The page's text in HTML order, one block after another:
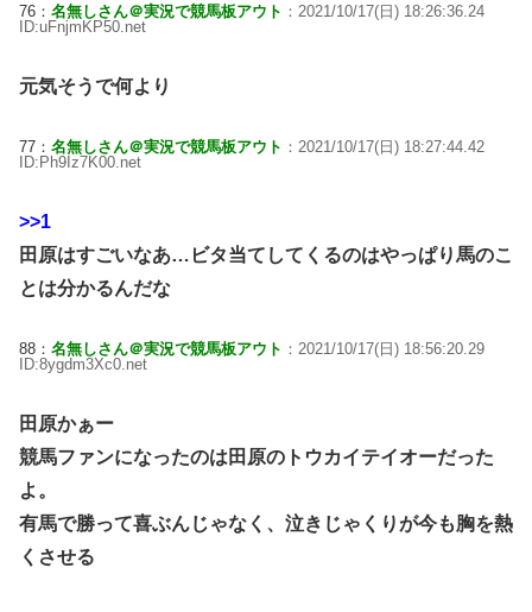
76： 名無しさん＠実況で競馬板アウト ：2021/10/17(日) 18:26:36.24
ID:uFnjmKP50.net
元気そうで何より
77： 名無しさん＠実況で競馬板アウト ：2021/10/17(日) 18:27:44.42
ID:Ph9Iz7K00.net
>>1
田原はすごいなあ…ビタ当てしてくるのはやっぱり馬のこ
とは分かるんだな
88： 名無しさん＠実況で競馬板アウト ：2021/10/17(日) 18:56:20.29
ID:8ygdm3Xc0.net
田原かぁー
競馬ファンになったのは田原のトウカイテイオーだった
よ。
有馬で勝って喜ぶんじゃなく、泣きじゃくりが今も胸を熱
くさせる